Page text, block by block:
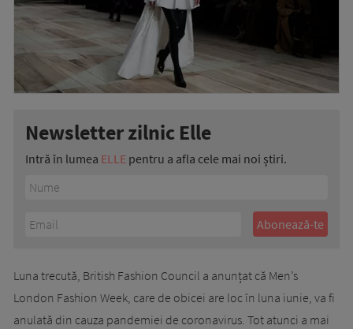
Newsletter zilnic Elle
Intră în lumea ELLE pentru a afla cele mai noi știri.
Luna trecută, British Fashion Council a anunțat că Men’s
London Fashion Week, care de obicei are loc în luna iunie, va fi
anulată din cauza pandemiei de coronavirus. Tot atunci a mai